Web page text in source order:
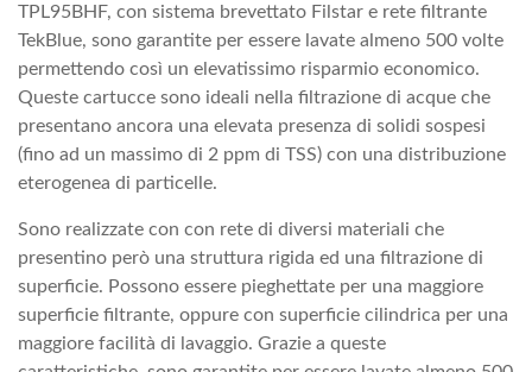
TPL95BHF, con sistema brevettato Filstar e rete filtrante
TekBlue, sono garantite per essere lavate almeno 500 volte
permettendo così un elevatissimo risparmio economico.
Queste cartucce sono ideali nella filtrazione di acque che
presentano ancora una elevata presenza di solidi sospesi
(fino ad un massimo di 2 ppm di TSS) con una distribuzione
eterogenea di particelle.
Sono realizzate con con rete di diversi materiali che
presentino però una struttura rigida ed una filtrazione di
superficie. Possono essere pieghettate per una maggiore
superficie filtrante, oppure con superficie cilindrica per una
maggiore facilità di lavaggio. Grazie a queste